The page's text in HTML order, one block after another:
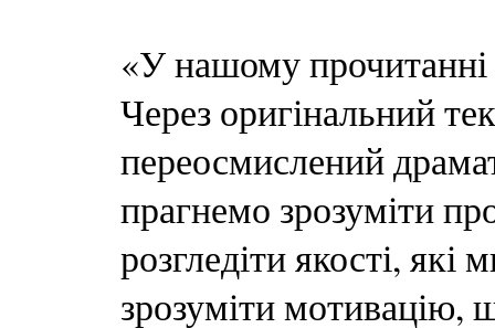
«У нашому
Через оригінальний
переосмислений
прагнемо зрозуміти
розгледіти якості,
зрозуміти мотивацію,